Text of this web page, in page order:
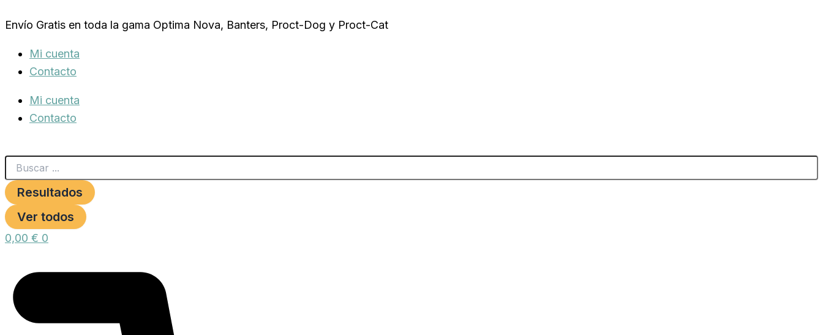
al
Envío Gratis en toda la gama Optima Nova, Banters, Proct-Dog y Proct-Cat
Mi cuenta
Contacto
Mi cuenta
Contacto
Resultados
Ver todos
0,00 € 0
PAPEL
METRO
cantidad